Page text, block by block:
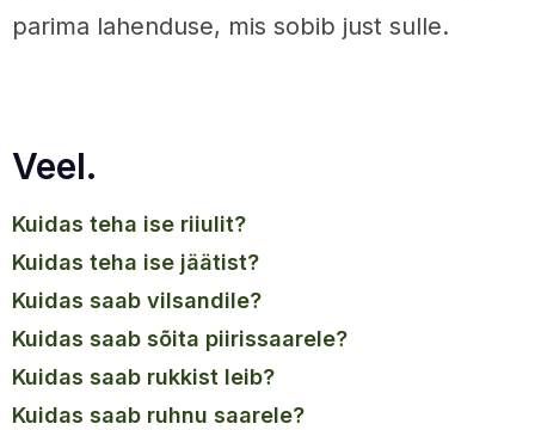
parima lahenduse, mis sobib just sulle.
Veel.
kuidas teha ise riiulit?
kuidas teha ise jäätist?
kuidas saab vilsandile?
kuidas saab sõita piirissaarele?
kuidas saab rukkist leib?
kuidas saab ruhnu saarele?